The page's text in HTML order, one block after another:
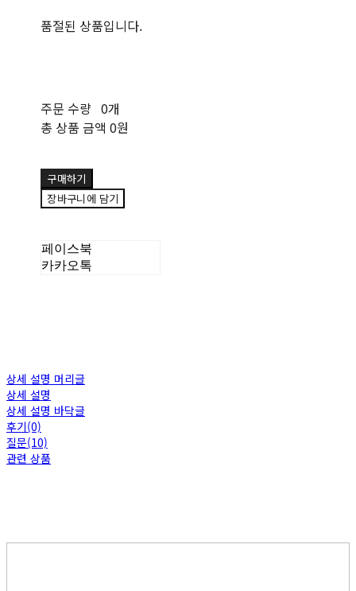
품절된 상품입니다.
주문 수량 0개
총 상품 금액 0원
구매하기
장바구니에 담기
페이스북
카카오톡
상세 설명 머리글
상세 설명
상세 설명 바닥글
후기(0)
질문(10)
관련 상품